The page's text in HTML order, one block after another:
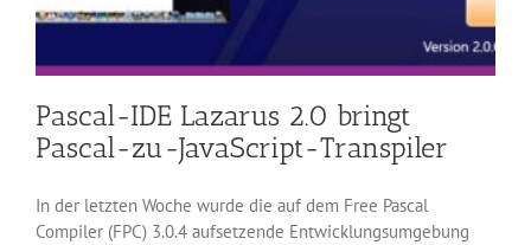
Pascal-IDE Lazarus 2.0 bringt
Pascal-zu-JavaScript-Transpiler
In der letzten Woche wurde die auf dem Free Pascal
Compiler (FPC) 3.0.4 aufsetzende Entwicklungsumgebung